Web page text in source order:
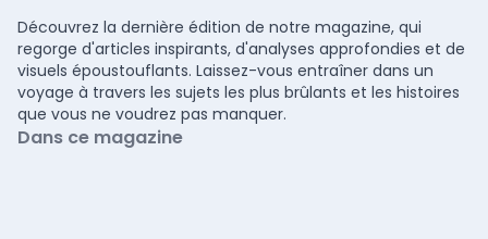
Découvrez la dernière édition de notre magazine, qui
regorge d'articles inspirants, d'analyses approfondies et de
visuels époustouflants. Laissez-vous entraîner dans un
voyage à travers les sujets les plus brûlants et les histoires
que vous ne voudrez pas manquer.
Dans ce magazine